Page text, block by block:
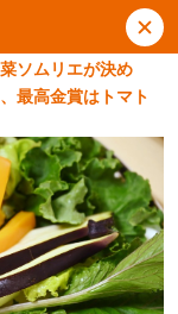
ソムリエが決め
最高金賞はトマト